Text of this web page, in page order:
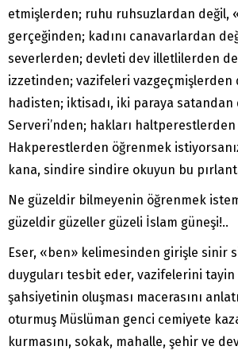
etmişlerden; ruhu ruhsuzlardan değil,
gerçeğinden; kadını canavarlardan
severlerden; devleti dev illetlilerden
izzetinden; vazifeleri vazgeçmişlerden
hadisten; iktisadı, iki paraya satandan
Serveri’nden; hakları haltperestlerden
Hakperestlerden öğrenmek
kana, sindire sindire okuyun bu
Ne güzeldir bilmeyenin öğrenmek
güzeldir güzeller güzeli İslam güneşi!..
Eser, «ben» kelimesinden girişle sinir
duyguları tesbit eder, vazifelerini
şahsiyetinin oluşması macerasını
oturmuş Müslüman genci cemiyete
kurmasını, sokak, mahalle, şehir ve